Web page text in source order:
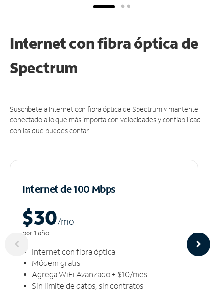
Internet con fibra óptica de
Spectrum
Suscríbete a Internet con fibra óptica de Spectrum y mantente
conectado a lo que más importa con velocidades y confiabilidad
con las que puedes contar.
Internet de 100 Mbps
$30/mo
por 1 año
Internet con fibra óptica
Módem gratis
Agrega WiFi Avanzado + $10/mes
Sin límite de datos, sin contratos